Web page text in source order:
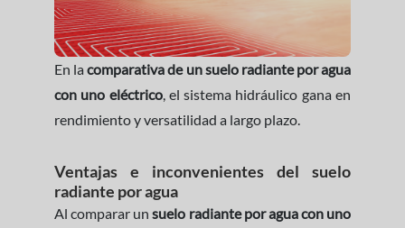
En lacomparativa de un suelo radiante por agua
con uno eléctrico, el sistema hidráulico gana en
rendimiento y versatilidad a largo plazo.
Ventajas e inconvenientes del suelo
radiante por agua
Al comparar unsuelo radiante por agua con uno